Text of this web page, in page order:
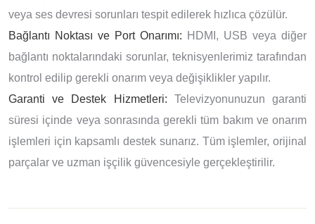
veya ses devresi sorunları tespit edilerek hızlıca çözülür.
Bağlantı Noktası ve Port Onarımı: HDMI, USB veya diğer
bağlantı noktalarındaki sorunlar, teknisyenlerimiz tarafından
kontrol edilip gerekli onarım veya değişiklikler yapılır.
Garanti ve Destek Hizmetleri: Televizyonunuzun garanti
süresi içinde veya sonrasında gerekli tüm bakım ve onarım
işlemleri için kapsamlı destek sunarız. Tüm işlemler, orijinal
parçalar ve uzman işçilik güvencesiyle gerçekleştirilir.